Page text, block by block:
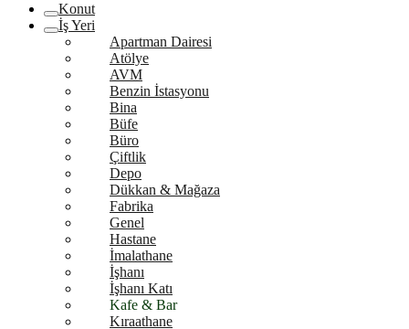
Konut
İş Yeri
Apartman Dairesi
Atölye
AVM
Benzin İstasyonu
Bina
Büfe
Büro
Çiftlik
Depo
Dükkan & Mağaza
Fabrika
Genel
Hastane
İmalathane
İşhanı
İşhanı Katı
Kafe & Bar
Kıraathane